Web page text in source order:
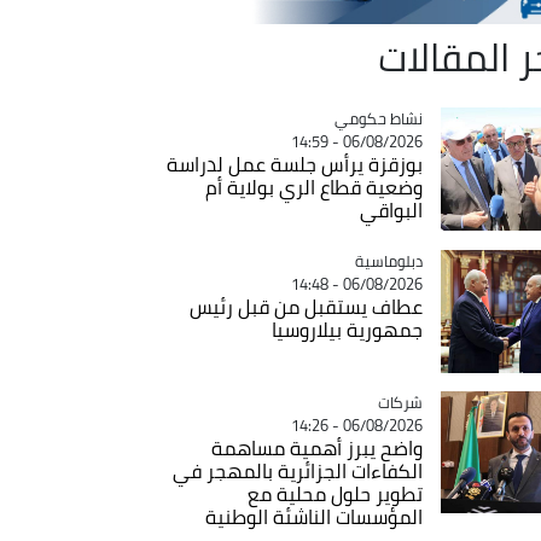
المقالات
Catégorie
نشاط حكومي
06/08/2026 - 14:59
بوزقزة يرأس جلسة عمل لدراسة
وضعية قطاع الري بولاية أم
البواقي
Catégorie
دبلوماسية
06/08/2026 - 14:48
عطاف يستقبل من قبل رئيس
جمهورية بيلاروسيا
Catégorie
شركات
06/08/2026 - 14:26
واضح يبرز أهمية مساهمة
الكفاءات الجزائرية بالمهجر في
تطوير حلول محلية مع
المؤسسات الناشئة الوطنية